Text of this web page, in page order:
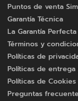
Puntos de venta
Garantía Técnica
La Garantía Perfecta
Términos y
Políticas de
Políticas de
Políticas de Cookies
Preguntas